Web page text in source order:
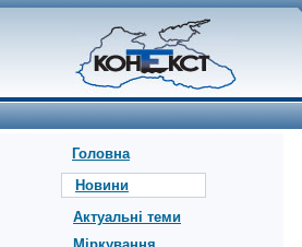
Головна
Новини
Актуальні теми